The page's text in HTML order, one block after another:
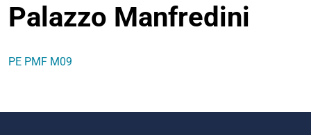
Palazzo Manfredini
PE PMF M09